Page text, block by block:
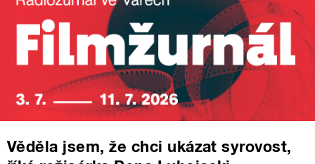
Věděla jsem, že chci ukázat syrovost,